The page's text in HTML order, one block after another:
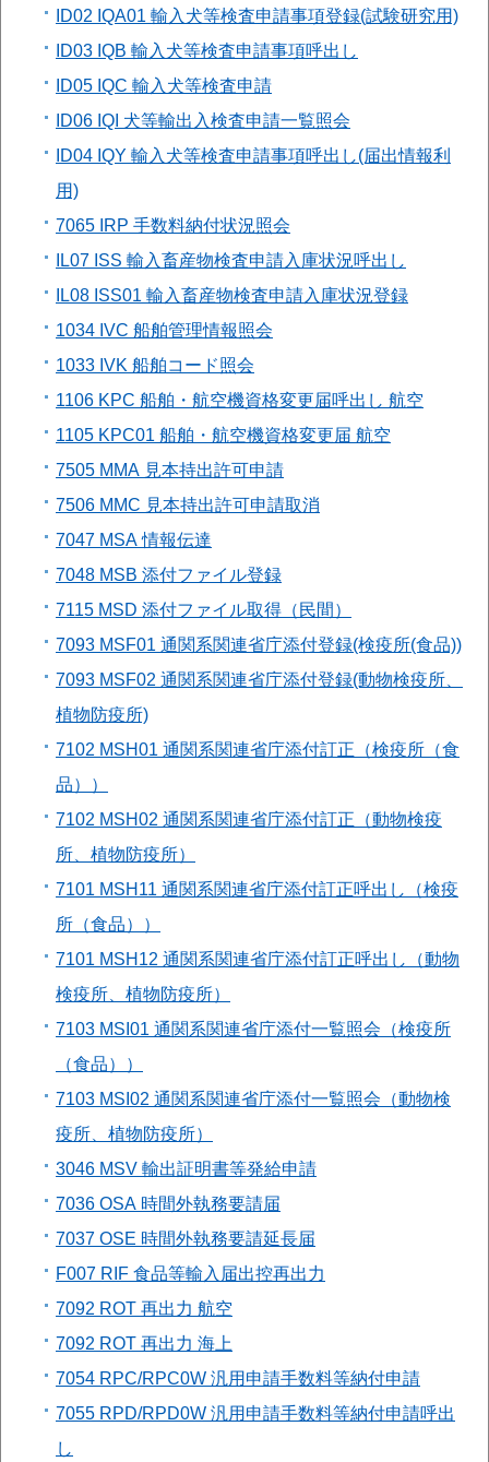
ID02 IQA01 輸入犬等検査申請事項登録(試験研究用)
ID03 IQB 輸入犬等検査申請事項呼出し
ID05 IQC 輸入犬等検査申請
ID06 IQI 犬等輸出入検査申請一覧照会
ID04 IQY 輸入犬等検査申請事項呼出し(届出情報利
用)
7065 IRP 手数料納付状況照会
IL07 ISS 輸入畜産物検査申請入庫状況呼出し
IL08 ISS01 輸入畜産物検査申請入庫状況登録
1034 IVC 船舶管理情報照会
1033 IVK 船舶コード照会
1106 KPC 船舶・航空機資格変更届呼出し 航空
1105 KPC01 船舶・航空機資格変更届 航空
7505 MMA 見本持出許可申請
7506 MMC 見本持出許可申請取消
7047 MSA 情報伝達
7048 MSB 添付ファイル登録
7115 MSD 添付ファイル取得（民間）
7093 MSF01 通関系関連省庁添付登録(検疫所(食品))
7093 MSF02 通関系関連省庁添付登録(動物検疫所、
植物防疫所)
7102 MSH01 通関系関連省庁添付訂正（検疫所（食
品））
7102 MSH02 通関系関連省庁添付訂正（動物検疫
所、植物防疫所）
7101 MSH11 通関系関連省庁添付訂正呼出し（検疫
所（食品））
7101 MSH12 通関系関連省庁添付訂正呼出し（動物
検疫所、植物防疫所）
7103 MSI01 通関系関連省庁添付一覧照会（検疫所
（食品））
7103 MSI02 通関系関連省庁添付一覧照会（動物検
疫所、植物防疫所）
3046 MSV 輸出証明書等発給申請
7036 OSA 時間外執務要請届
7037 OSE 時間外執務要請延長届
F007 RIF 食品等輸入届出控再出力
7092 ROT 再出力 航空
7092 ROT 再出力 海上
7054 RPC/RPC0W 汎用申請手数料等納付申請
7055 RPD/RPD0W 汎用申請手数料等納付申請呼出
し